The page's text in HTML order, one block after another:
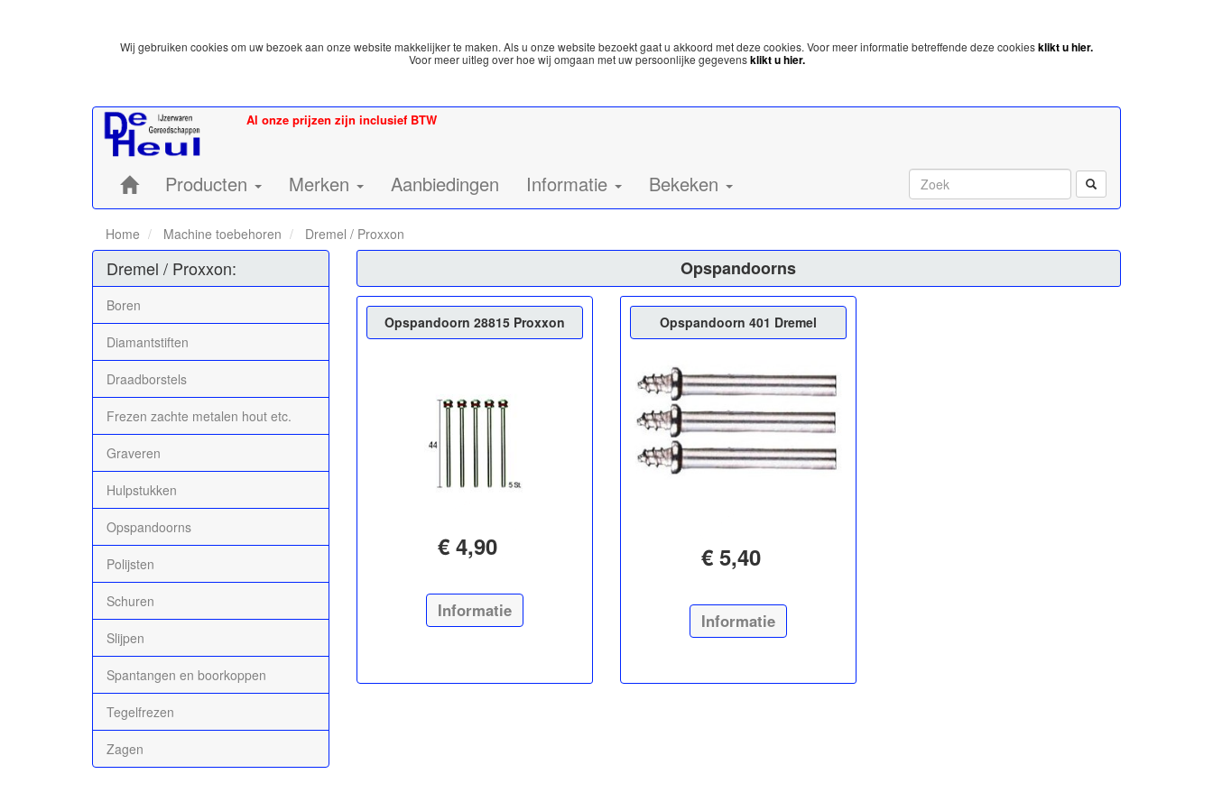
Wij gebruiken cookies om uw bezoek aan onze website makkelijker te maken. Als u onze website bezoekt gaat u akkoord met deze cookies. Voor meer informatie betreffende deze cookiesklikt u hier.
Voor meer uitleg over hoe wij omgaan met uw persoonlijke gegevensklikt u hier.
Al onze prijzen zijn inclusief BTW
Home:Producten Merken Aanbiedingen Informatie Bekeken
Home Machine toebehoren Dremel / Proxxon
Dremel / Proxxon:
Boren
Diamantstiften
Draadborstels
Frezen zachte metalen hout etc.
Graveren
Hulpstukken
Opspandoorns
Polijsten
Schuren
Slijpen
Spantangen en boorkoppen
Tegelfrezen
Zagen
Opspandoorns
Opspandoorn 28815 Proxxon
€ 4,90
Informatie
Opspandoorn 401 Dremel
€ 5,40
Informatie